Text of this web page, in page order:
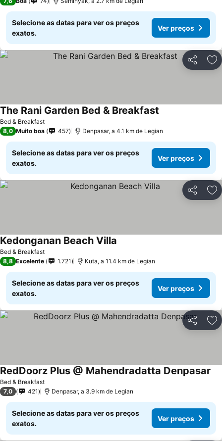
Selecione as datas para ver os preços
exatos.
Ver preços
Partilhar
Bed & Breakfast
The Rani Garden Bed & Breakfast
8,0 Muito boa 457 Denpasar, a 4.1 km de Legian
Selecione as datas para ver os preços
exatos.
Ver preços
Partilhar
Bed & Breakfast
Kedonganan Beach Villa
8,8 Excelente 1.721 Kuta, a 11.4 km de Legian
Selecione as datas para ver os preços
exatos.
Ver preços
Partilhar
Bed & Breakfast
RedDoorz Plus @ Mahendradatta Denpasar
7,0 421 Denpasar, a 3.9 km de Legian
Selecione as datas para ver os preços
exatos.
Ver preços